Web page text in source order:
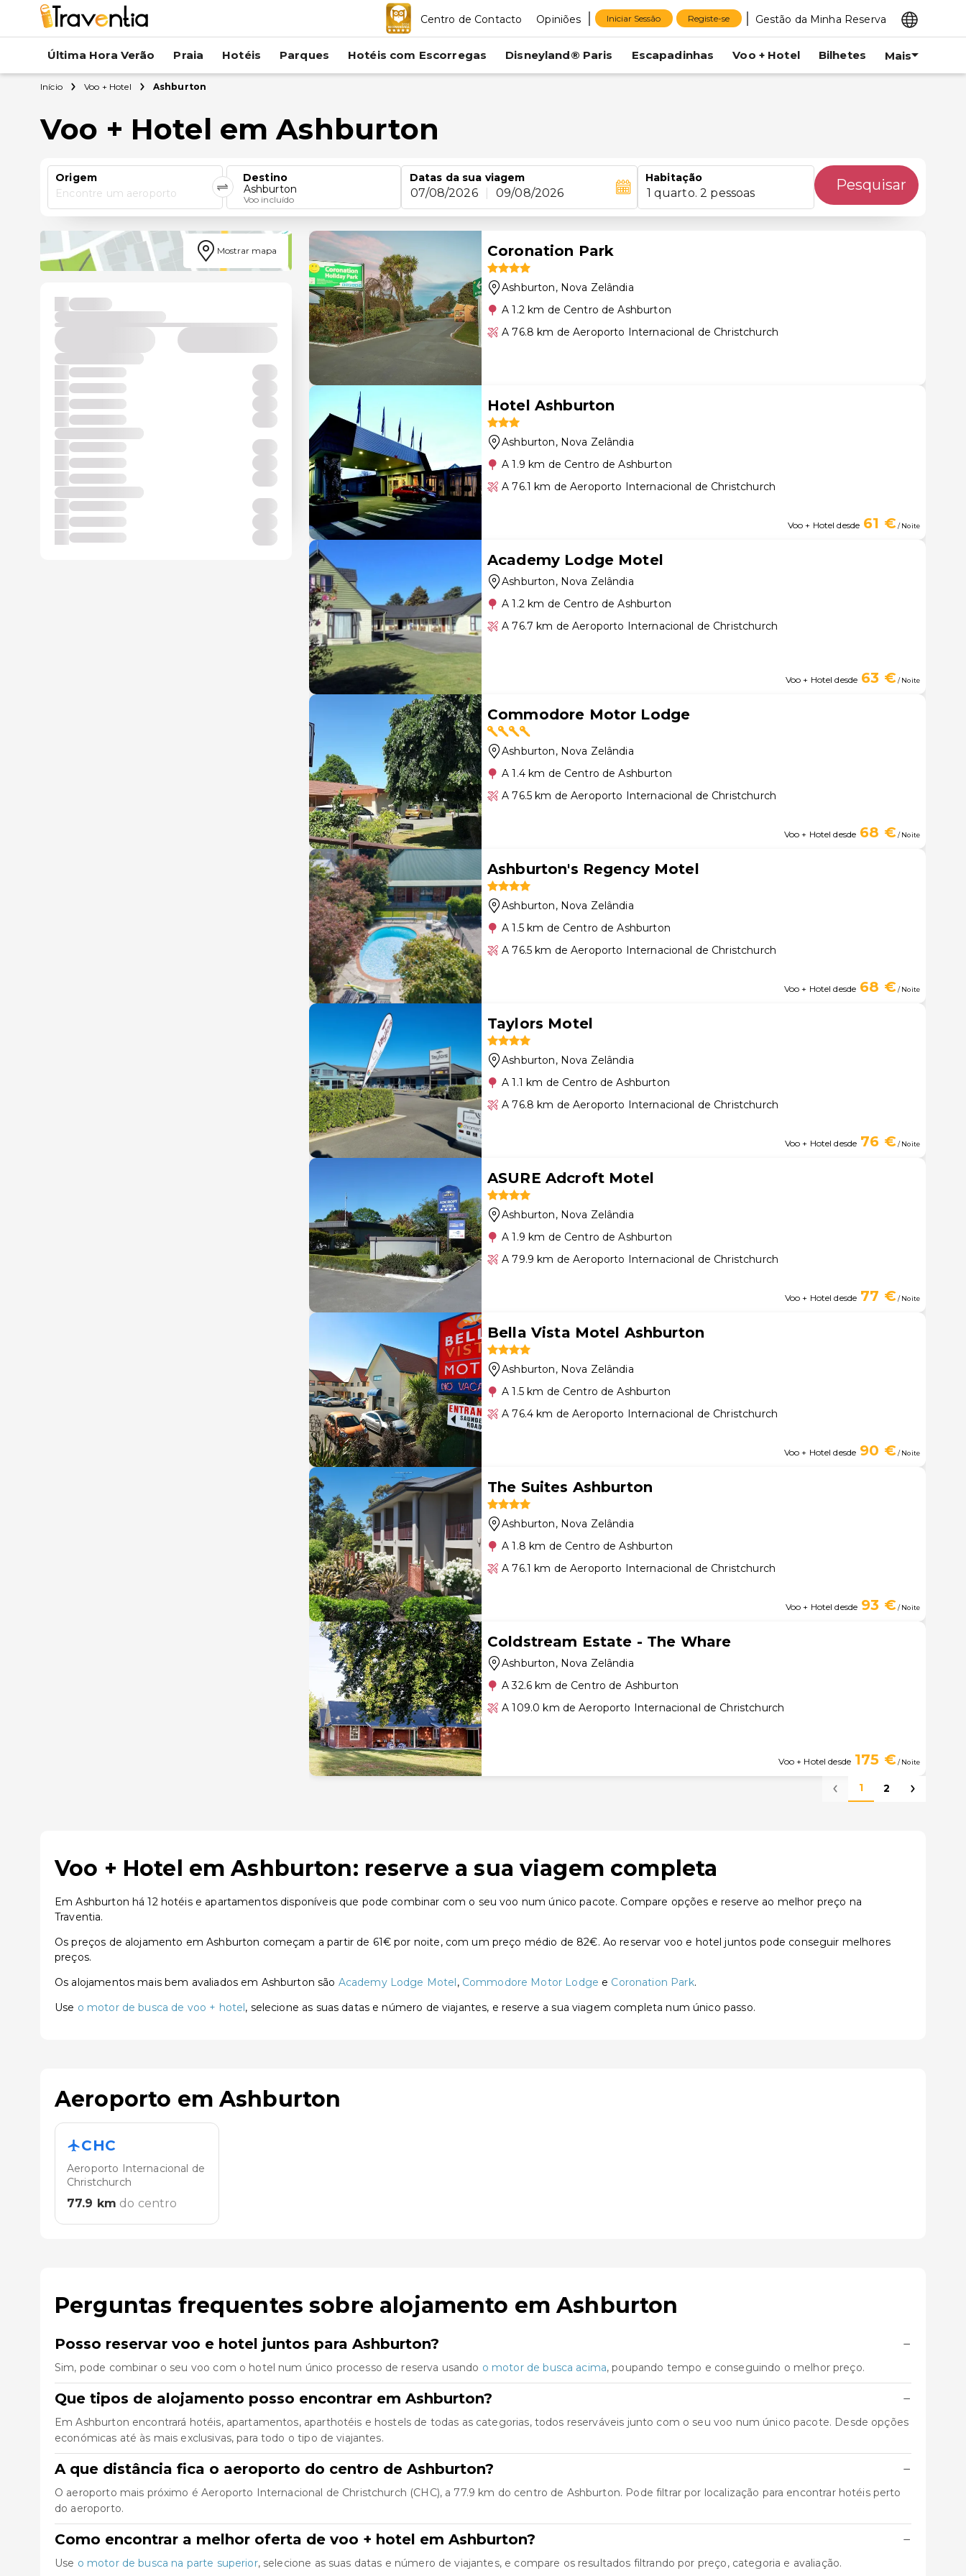
Centro de Contacto Opiniões Iniciar Sessão Registe-se Gestão da Minha Reserva
Última Hora Verão Praia Hotéis Parques Hotéis com Escorregas Disneyland® Paris Escapadinhas Voo + Hotel Bilhetes Mais
Início Voo + Hotel Ashburton
Voo + Hotel em Ashburton
Origem
Encontre um aeroporto
Destino
Ashburton
Voo incluído
Datas da sua viagem
07/08/2026 09/08/2026
Habitação
1 quarto. 2 pessoas Pesquisar
Mostrar mapa Coronation Park
Ashburton, Nova Zelândia
A 1.2 km de Centro de Ashburton
A 76.8 km de Aeroporto Internacional de Christchurch
Hotel Ashburton
Ashburton, Nova Zelândia
A 1.9 km de Centro de Ashburton
A 76.1 km de Aeroporto Internacional de Christchurch
Voo + Hotel desde 61 €/ Noite
Academy Lodge Motel
Ashburton, Nova Zelândia
A 1.2 km de Centro de Ashburton
A 76.7 km de Aeroporto Internacional de Christchurch
Voo + Hotel desde 63 €/ Noite
Commodore Motor Lodge
Ashburton, Nova Zelândia
A 1.4 km de Centro de Ashburton
A 76.5 km de Aeroporto Internacional de Christchurch
Voo + Hotel desde 68 €/ Noite
Ashburton's Regency Motel
Ashburton, Nova Zelândia
A 1.5 km de Centro de Ashburton
A 76.5 km de Aeroporto Internacional de Christchurch
Voo + Hotel desde 68 €/ Noite
Taylors Motel
Ashburton, Nova Zelândia
A 1.1 km de Centro de Ashburton
A 76.8 km de Aeroporto Internacional de Christchurch
Voo + Hotel desde 76 €/ Noite
ASURE Adcroft Motel
Ashburton, Nova Zelândia
A 1.9 km de Centro de Ashburton
A 79.9 km de Aeroporto Internacional de Christchurch
Voo + Hotel desde 77 €/ Noite
Bella Vista Motel Ashburton
Ashburton, Nova Zelândia
A 1.5 km de Centro de Ashburton
A 76.4 km de Aeroporto Internacional de Christchurch
Voo + Hotel desde 90 €/ Noite
The Suites Ashburton
Ashburton, Nova Zelândia
A 1.8 km de Centro de Ashburton
A 76.1 km de Aeroporto Internacional de Christchurch
Voo + Hotel desde 93 €/ Noite
Coldstream Estate - The Whare
Ashburton, Nova Zelândia
A 32.6 km de Centro de Ashburton
A 109.0 km de Aeroporto Internacional de Christchurch
Voo + Hotel desde 175 €/ Noite
1 2
Voo + Hotel em Ashburton: reserve a sua viagem completa
Em Ashburton há 12 hotéis e apartamentos disponíveis que pode combinar com o seu voo num único pacote. Compare opções e reserve ao melhor preço na
Traventia.
Os preços de alojamento em Ashburton começam a partir de 61€ por noite, com um preço médio de 82€. Ao reservar voo e hotel juntos pode conseguir melhores
preços.
Os alojamentos mais bem avaliados em Ashburton são Academy Lodge Motel, Commodore Motor Lodge e Coronation Park.
Use o motor de busca de voo + hotel, selecione as suas datas e número de viajantes, e reserve a sua viagem completa num único passo.
Aeroporto em Ashburton
CHC
Aeroporto Internacional de
Christchurch
77.9 km do centro
Perguntas frequentes sobre alojamento em Ashburton
Posso reservar voo e hotel juntos para Ashburton? −
Sim, pode combinar o seu voo com o hotel num único processo de reserva usando o motor de busca acima, poupando tempo e conseguindo o melhor preço.
Que tipos de alojamento posso encontrar em Ashburton? −
Em Ashburton encontrará hotéis, apartamentos, aparthotéis e hostels de todas as categorias, todos reserváveis junto com o seu voo num único pacote. Desde opções
económicas até às mais exclusivas, para todo o tipo de viajantes.
A que distância fica o aeroporto do centro de Ashburton? −
O aeroporto mais próximo é Aeroporto Internacional de Christchurch (CHC), a 77.9 km do centro de Ashburton. Pode filtrar por localização para encontrar hotéis perto
do aeroporto.
Como encontrar a melhor oferta de voo + hotel em Ashburton? −
Use o motor de busca na parte superior, selecione as suas datas e número de viajantes, e compare os resultados filtrando por preço, categoria e avaliação.